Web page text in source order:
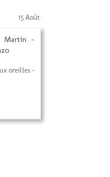
15 Août
Martín -
oreilles -